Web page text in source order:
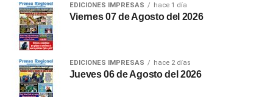
EDICIONES IMPRESAS hace 1 día
Viernes 07 de Agosto del 2026
EDICIONES IMPRESAS hace 2 días
Jueves 06 de Agosto del 2026